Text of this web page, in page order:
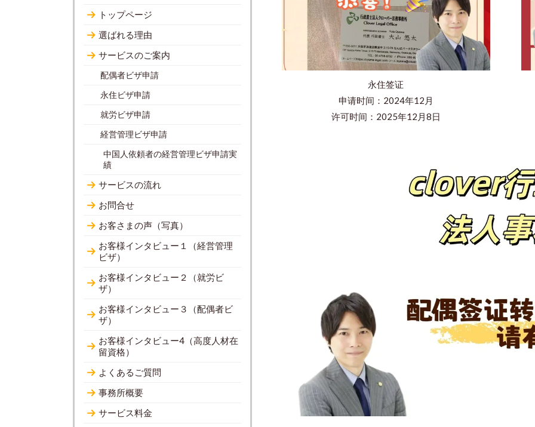
永住签证
申请时间：2024年12月
许可时间：2025年12月8日
トップページ
選ばれる理由
サービスのご案内
配偶者ビザ申請
永住ビザ申請
就労ビザ申請
経営管理ビザ申請
中国人依頼者の経営管理ビザ申請実
績
サービスの流れ
お問合せ
お客さまの声（写真）
お客様インタビュー１（経営管理
ビザ）
お客様インタビュー２（就労ビ
ザ）
お客様インタビュー３（配偶者ビ
ザ）
お客様インタビュー4（高度人材在
留資格）
よくあるご質問
事務所概要
サービス料金